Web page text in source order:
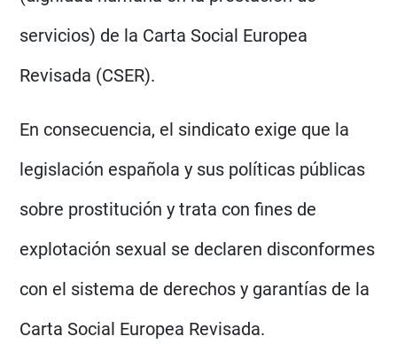
servicios) de la Carta Social Europea
Revisada (CSER).
En consecuencia, el sindicato exige que la
legislación española y sus políticas públicas
sobre prostitución y trata con fines de
explotación sexual se declaren disconformes
con el sistema de derechos y garantías de la
Carta Social Europea Revisada.